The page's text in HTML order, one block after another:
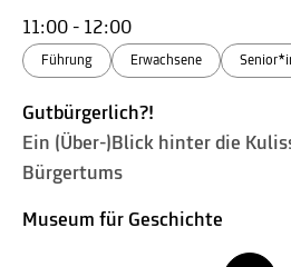
11:00 - 12:00
Führung Erwachsene
Gutbürgerlich?!
Ein (Über-)Blick hinter die
Bürgertums
Museum für Geschichte